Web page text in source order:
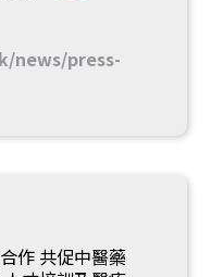
news/press-
作 共促中醫藥